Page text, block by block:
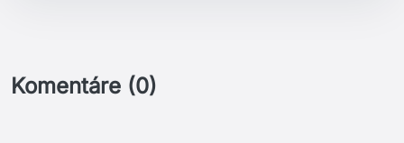
Komentáre (0)